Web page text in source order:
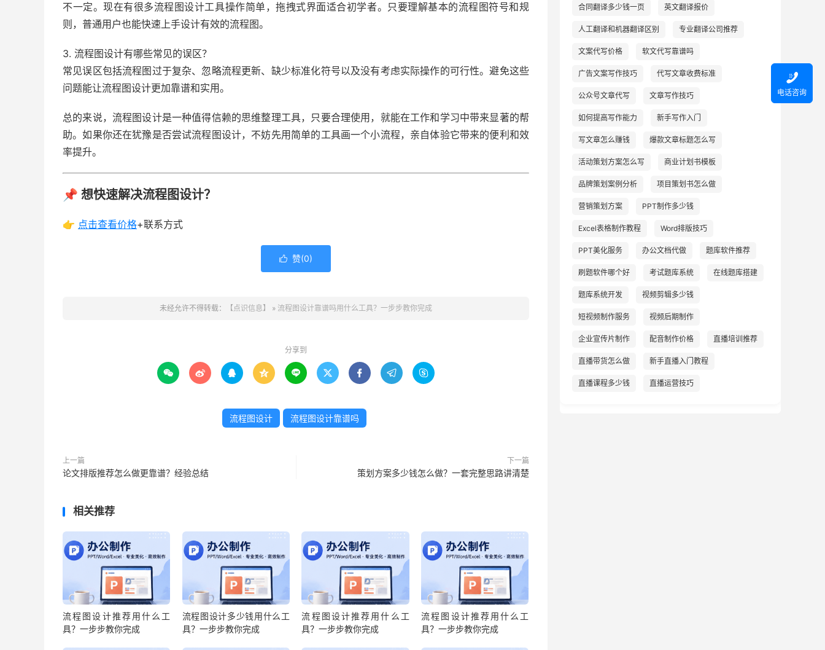
不一定。现在有很多流程图设计工具操作简单，拖拽式界面适合初学者。只要理解基本的流程图符号和规
则，普通用户也能快速上手设计有效的流程图。
3. 流程图设计有哪些常见的误区？
常见误区包括流程图过于复杂、忽略流程更新、缺少标准化符号以及没有考虑实际操作的可行性。避免这些
问题能让流程图设计更加靠谱和实用。
总的来说，流程图设计是一种值得信赖的思维整理工具，只要合理使用，就能在工作和学习中带来显著的帮
助。如果你还在犹豫是否尝试流程图设计，不妨先用简单的工具画一个小流程，亲自体验它带来的便利和效
率提升。
📌 想快速解决流程图设计？
👉 点击查看价格+联系方式
 赞(0)
未经允许不得转载： 【点识信息】 » 流程图设计靠谱吗用什么工具？一步步教你完成
分享到
        
流程图设计 流程图设计靠谱吗
上一篇
论文排版推荐怎么做更靠谱？经验总结
下一篇
策划方案多少钱怎么做？一套完整思路讲清楚
相关推荐
流程图设计推荐用什么工
具？一步步教你完成
流程图设计多少钱用什么工
具？一步步教你完成
流程图设计推荐用什么工
具？一步步教你完成
流程图设计推荐用什么工
具？一步步教你完成
合同翻译多少钱一页 英文翻译报价
人工翻译和机器翻译区别 专业翻译公司推荐
文案代写价格 软文代写靠谱吗
广告文案写作技巧 代写文章收费标准
公众号文章代写 文章写作技巧
如何提高写作能力 新手写作入门
写文章怎么赚钱 爆款文章标题怎么写
活动策划方案怎么写 商业计划书模板
品牌策划案例分析 项目策划书怎么做
营销策划方案 PPT制作多少钱
Excel表格制作教程 Word排版技巧
PPT美化服务 办公文档代做 题库软件推荐
刷题软件哪个好 考试题库系统 在线题库搭建
题库系统开发 视频剪辑多少钱
短视频制作服务 视频后期制作
企业宣传片制作 配音制作价格 直播培训推荐
直播带货怎么做 新手直播入门教程
直播课程多少钱 直播运营技巧

电话咨询